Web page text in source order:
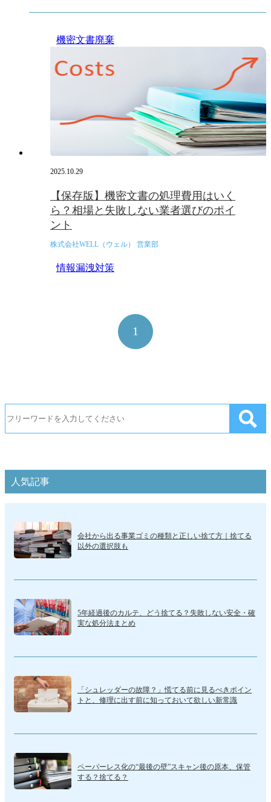
機密文書廃棄
2025.10.29
【保存版】機密文書の処理費用はいく
ら？相場と失敗しない業者選びのポイ
ント
株式会社WELL（ウェル） 営業部
情報漏洩対策
1
人気記事
会社から出る事業ゴミの種類と正しい捨て方｜捨てる
以外の選択肢も
5年経過後のカルテ、どう捨てる？失敗しない安全・確
実な処分法まとめ
「シュレッダーの故障？」慌てる前に見るべきポイン
トと、修理に出す前に知っておいて欲しい新常識
ペーパーレス化の“最後の壁”スキャン後の原本、保管
する？捨てる？